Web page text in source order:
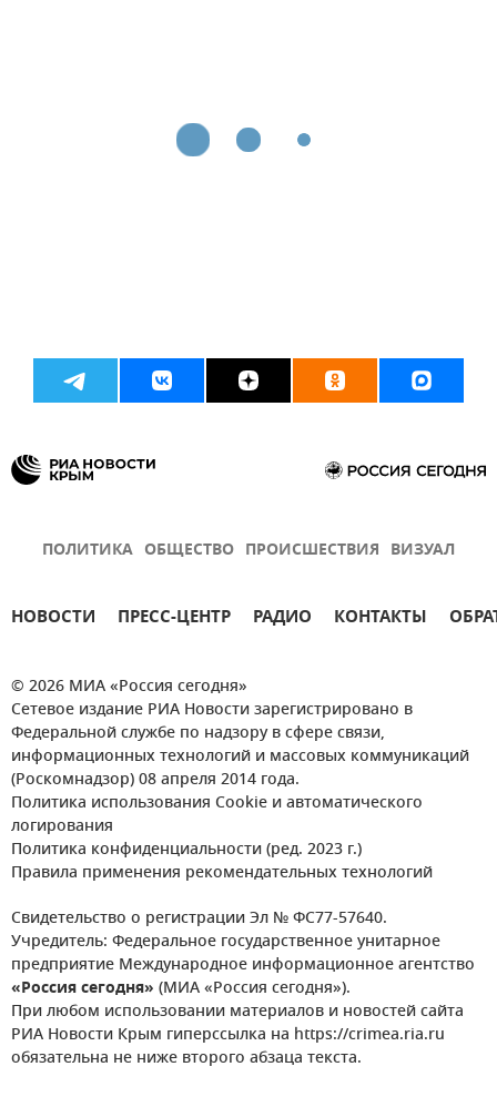
ПОЛИТИКА ОБЩЕСТВО ПРОИСШЕСТВИЯ ВИЗУАЛ
НОВОСТИ ПРЕСС-ЦЕНТР РАДИО КОНТАКТЫ
© 2026 МИА «Россия сегодня»
Сетевое издание РИА Новости зарегистрировано в
Федеральной службе по надзору в сфере связи,
информационных технологий и массовых коммуникаций
(Роскомнадзор) 08 апреля 2014 года.
Политика использования Cookie и автоматического
логирования
Политика конфиденциальности (ред. 2023 г.)
Правила применения рекомендательных технологий
Свидетельство о регистрации Эл № ФС77-57640.
Учредитель: Федеральное государственное унитарное
предприятие Международное информационное агентство
«Россия сегодня» (МИА «Россия сегодня»).
При любом использовании материалов и новостей сайта
РИА Новости Крым гиперссылка на https://crimea.ria.ru
обязательна не ниже второго абзаца текста.